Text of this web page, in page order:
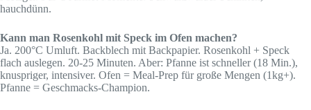
hauchdünn.
Kann man Rosenkohl mit Speck im Ofen machen?
Ja. 200°C Umluft. Backblech mit Backpapier. Rosenkohl + Speck
flach auslegen. 20-25 Minuten. Aber: Pfanne ist schneller (18 Min.),
knuspriger, intensiver. Ofen = Meal-Prep für große Mengen (1kg+).
Pfanne = Geschmacks-Champion.